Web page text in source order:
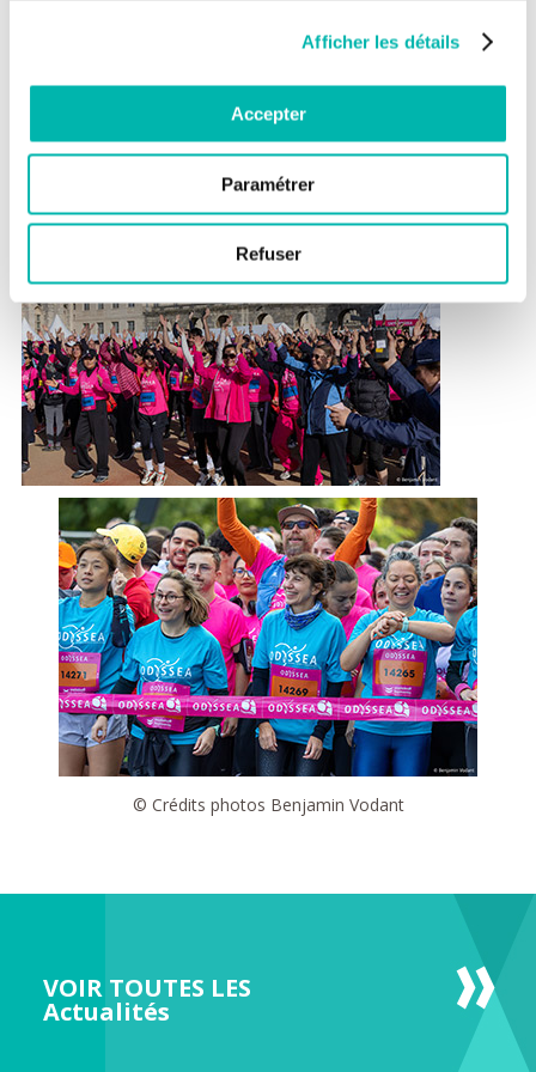
Afficher les détails
Accepter
Paramétrer
Refuser
© Crédits photos Benjamin Vodant
VOIR TOUTES LES
Actualités